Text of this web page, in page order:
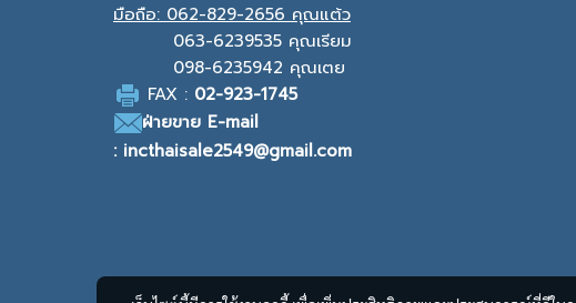
มือถือ: 062-829-2656 คุณแต้ว
063-6239535 คุณเรียม
098-6235942 คุณเตย
FAX : 02-923-1745
ฝ่ายขาย E-mail
: incthaisale2549@gmail.com